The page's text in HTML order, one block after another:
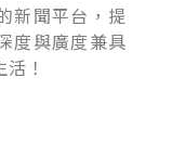
新聞平台，提
度與廣度兼具
！